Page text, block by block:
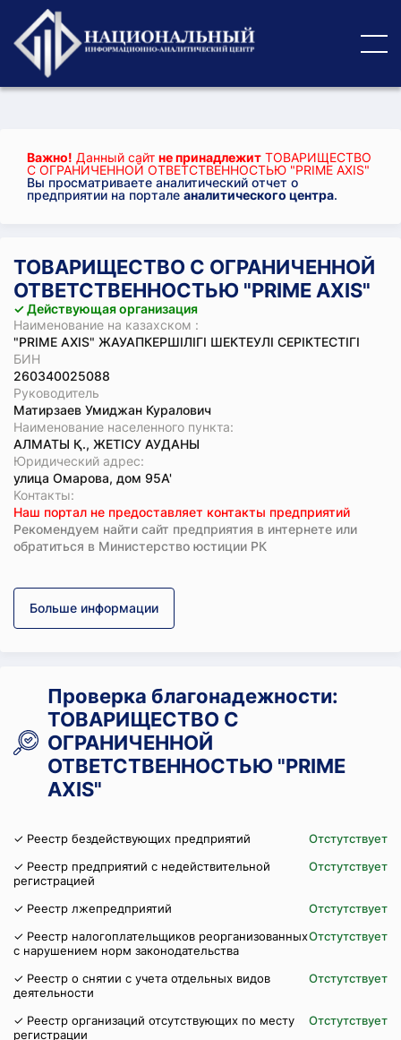
Важно! Данный сайт не принадлежит ТОВАРИЩЕСТВО
С ОГРАНИЧЕННОЙ ОТВЕТСТВЕННОСТЬЮ "PRIME AXIS"
Вы просматриваете аналитический отчет о
предприятии на портале аналитического центра.
ТОВАРИЩЕСТВО С ОГРАНИЧЕННОЙ
ОТВЕТСТВЕННОСТЬЮ "PRIME AXIS"
✓ Действующая организация
Наименование на казахском :
"PRIME AXIS" ЖАУАПКЕРШІЛІГІ ШЕКТЕУЛІ СЕРІКТЕСТІГІ
БИН
260340025088
Руководитель
Матирзаев Умиджан Куралович
Наименование населенного пункта:
АЛМАТЫ Қ., ЖЕТІСУ АУДАНЫ
Юридический адрес:
улица Омарова, дом 95А'
Koнтaкты:
Наш портал не предоставляет контакты предприятий
Рекомендуем найти сайт предприятия в интернете или
обратиться в Министерство юстиции РК
Больше информации
Проверка благонадежности:
ТОВАРИЩЕСТВО С
ОГРАНИЧЕННОЙ
ОТВЕТСТВЕННОСТЬЮ "PRIME
AXIS"
✓ Реестр бездействующих предприятий
Отстутствует
✓ Реестр предприятий с недействительной
регистрацией
Отстутствует
✓ Реестр лжепредприятий
Отстутствует
✓ Реестр налогоплательщиков реорганизованных
с нарушением норм законодательства
Отстутствует
✓ Реестр о снятии с учета отдельных видов
деятельности
Отстутствует
✓ Реестр организаций отсутствующих по месту
регистрации
Отстутствует